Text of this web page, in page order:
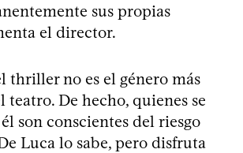
sus propias
el director.
thriller no es el género más
teatro. De hecho, quienes se
son conscientes del riesgo
Luca lo sabe, pero disfruta